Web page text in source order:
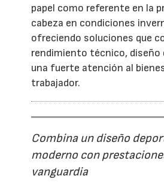
papel como referente en la
cabeza en condiciones
ofreciendo soluciones que
rendimiento técnico, diseño
una fuerte atención al
trabajador.
Combina un diseño
moderno con
vanguardia